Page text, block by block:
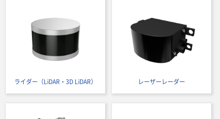
ライダー（LiDAR・3D LiDAR） レーザーレーダー